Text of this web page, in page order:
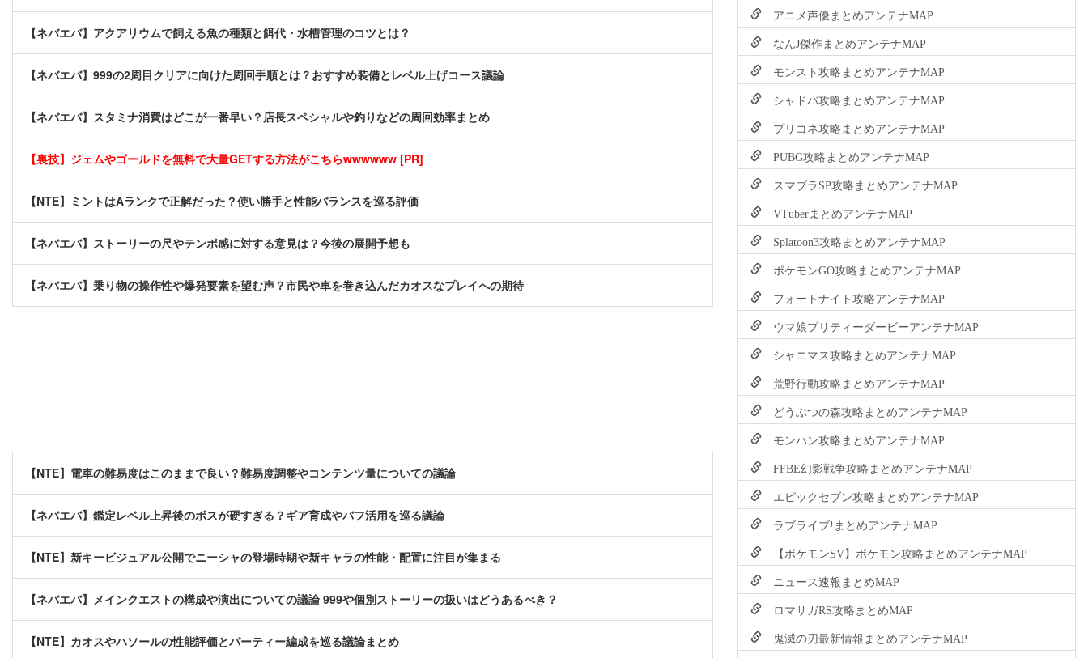
【ネバエバ】アクアリウムで飼える魚の種類と餌代・水槽管理のコツとは？
【ネバエバ】999の2周目クリアに向けた周回手順とは？おすすめ装備とレベル上げコース議論
【ネバエバ】スタミナ消費はどこが一番早い？店長スペシャルや釣りなどの周回効率まとめ
【裏技】ジェムやゴールドを無料で大量GETする方法がこちらwwwwww [PR]
【NTE】ミントはAランクで正解だった？使い勝手と性能バランスを巡る評価
【ネバエバ】ストーリーの尺やテンポ感に対する意見は？今後の展開予想も
【ネバエバ】乗り物の操作性や爆発要素を望む声？市民や車を巻き込んだカオスなプレイへの期待
【NTE】電車の難易度はこのままで良い？難易度調整やコンテンツ量についての議論
【ネバエバ】鑑定レベル上昇後のボスが硬すぎる？ギア育成やバフ活用を巡る議論
【NTE】新キービジュアル公開でニーシャの登場時期や新キャラの性能・配置に注目が集まる
【ネバエバ】メインクエストの構成や演出についての議論 999や個別ストーリーの扱いはどうあるべき？
【NTE】カオスやハソールの性能評価とパーティー編成を巡る議論まとめ
アニメ声優まとめアンテナMAP
なんJ傑作まとめアンテナMAP
モンスト攻略まとめアンテナMAP
シャドバ攻略まとめアンテナMAP
プリコネ攻略まとめアンテナMAP
PUBG攻略まとめアンテナMAP
スマブラSP攻略まとめアンテナMAP
VTuberまとめアンテナMAP
Splatoon3攻略まとめアンテナMAP
ポケモンGO攻略まとめアンテナMAP
フォートナイト攻略アンテナMAP
ウマ娘プリティーダービーアンテナMAP
シャニマス攻略まとめアンテナMAP
荒野行動攻略まとめアンテナMAP
どうぶつの森攻略まとめアンテナMAP
モンハン攻略まとめアンテナMAP
FFBE幻影戦争攻略まとめアンテナMAP
エピックセブン攻略まとめアンテナMAP
ラブライブ!まとめアンテナMAP
【ポケモンSV】ポケモン攻略まとめアンテナMAP
ニュース速報まとめMAP
ロマサガRS攻略まとめMAP
鬼滅の刃最新情報まとめアンテナMAP